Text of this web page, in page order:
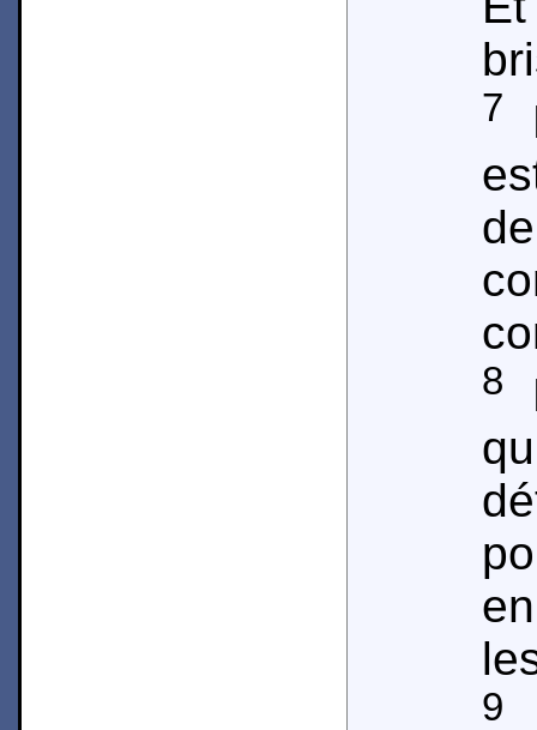
7
8
9